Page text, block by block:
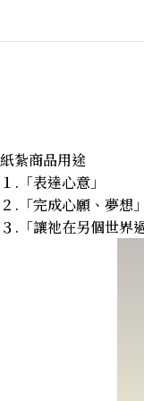
紙紮商品用途
１.「表達心意」
２.「完成心願、夢想」
３.「讓祂在另個世界